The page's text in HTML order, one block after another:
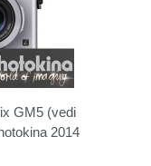
GM5 (vedi
2014